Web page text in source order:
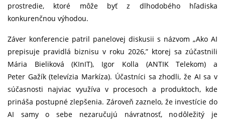
prostredie, ktoré môže byť z dlhodobého hľadiska
konkurenčnou výhodou.
Záver konferencie patril panelovej diskusii s názvom „Ako AI
prepisuje pravidlá biznisu v roku 2026,” ktorej sa zúčastnili
Mária Bieliková (KInIT), Igor Kolla (ANTIK Telekom) a
Peter Gažík (televízia Markíza). Účastníci sa zhodli, že AI sa v
súčasnosti najviac využíva v procesoch a produktoch, kde
prináša postupné zlepšenia. Zároveň zaznelo, že investície do
AI samy o sebe nezaručujú návratnosť, no dôležitý je